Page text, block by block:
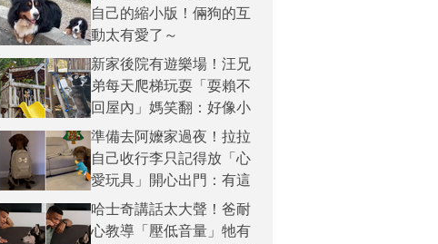
自己的縮小版！倆狗的互
動太有愛了～
新家後院有遊樂場！汪兄
弟每天爬梯玩耍「耍賴不
回屋內」媽笑翻：好像小
孩子～
準備去阿嬤家過夜！拉拉
自己收行李只記得放「心
愛玩具」開心出門：有這
些就夠了～
哈士奇講話太大聲！爸耐
心教導「壓低音量」牠有